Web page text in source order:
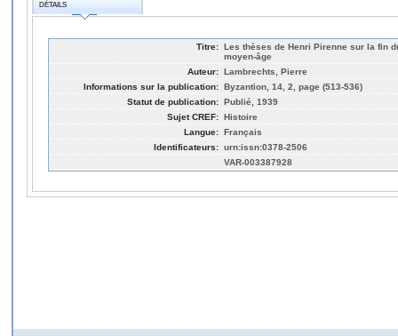
DÉTAILS
Titre: Les thèses de Henri Pirenne sur la fin
moyen-âge
Auteur: Lambrechts, Pierre
Informations sur la publication: Byzantion, 14, 2, page (513-536)
Statut de publication: Publié, 1939
Sujet CREF: Histoire
Langue: Français
Identificateurs: urn:issn:0378-2506
VAR-003387928